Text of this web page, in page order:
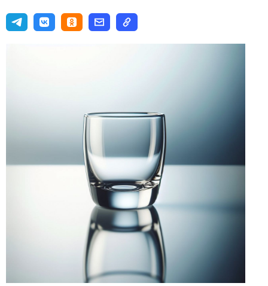
Авторские материалы
Информационный отдел
info@business-magazine.online
reklama@business-magazine.online
Отдел распространения/редакционная подписка
podpiska@business-magazine.online
Отдел по работе с партнерами
partner@business-magazine.online